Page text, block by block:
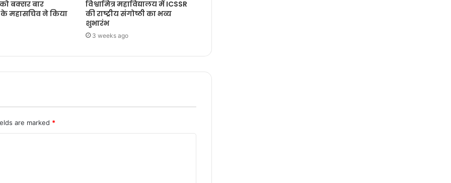
बक्सर बार
महासचिव ने किया
विश्वामित्र महाविद्यालय में ICSSR
की राष्ट्रीय संगोष्ठी का भव्य
शुभारंभ
3 weeks ago
are marked *